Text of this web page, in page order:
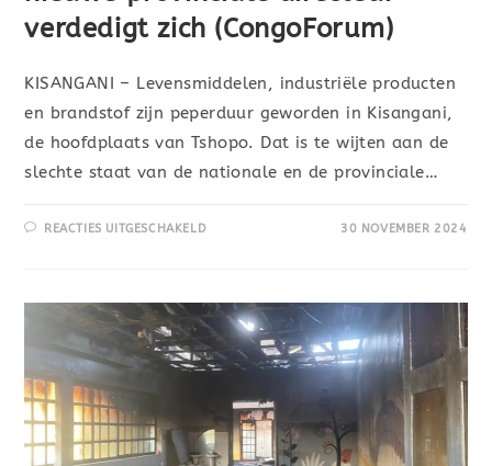
verdedigt zich (CongoForum)
KISANGANI – Levensmiddelen, industriële producten
en brandstof zijn peperduur geworden in Kisangani,
de hoofdplaats van Tshopo. Dat is te wijten aan de
slechte staat van de nationale en de provinciale…
REACTIES UITGESCHAKELD 30 NOVEMBER 2024